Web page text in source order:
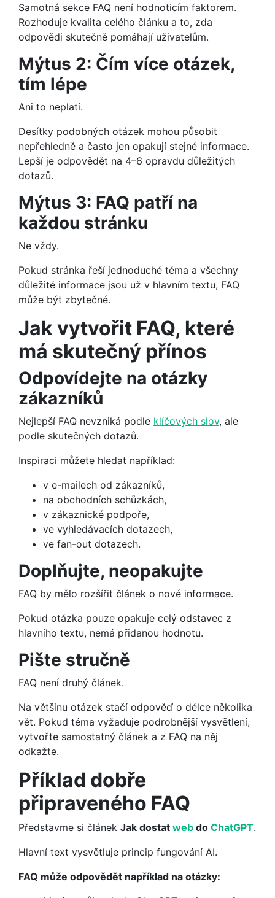
Samotná sekce FAQ není hodnoticím faktorem.
Rozhoduje kvalita celého článku a to, zda
odpovědi skutečně pomáhají uživatelům.
Mýtus 2: Čím více otázek,
tím lépe
Ani to neplatí.
Desítky podobných otázek mohou působit
nepřehledně a často jen opakují stejné informace.
Lepší je odpovědět na 4–6 opravdu důležitých
dotazů.
Mýtus 3: FAQ patří na
každou stránku
Ne vždy.
Pokud stránka řeší jednoduché téma a všechny
důležité informace jsou už v hlavním textu, FAQ
může být zbytečné.
Jak vytvořit FAQ, které
má skutečný přínos
Odpovídejte na otázky
zákazníků
Nejlepší FAQ nevzniká podle klíčových slov, ale
podle skutečných dotazů.
Inspiraci můžete hledat například:
v e-mailech od zákazníků,
na obchodních schůzkách,
v zákaznické podpoře,
ve vyhledávacích dotazech,
ve fan-out dotazech.
Doplňujte, neopakujte
FAQ by mělo rozšířit článek o nové informace.
Pokud otázka pouze opakuje celý odstavec z
hlavního textu, nemá přidanou hodnotu.
Pište stručně
FAQ není druhý článek.
Na většinu otázek stačí odpověď o délce několika
vět. Pokud téma vyžaduje podrobnější vysvětlení,
vytvořte samostatný článek a z FAQ na něj
odkažte.
Příklad dobře
připraveného FAQ
Představme si článek Jak dostat web do ChatGPT.
Hlavní text vysvětluje princip fungování AI.
FAQ může odpovědět například na otázky: